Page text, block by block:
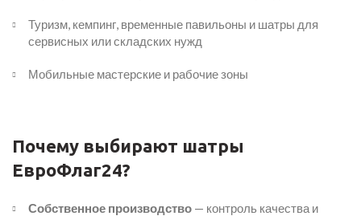
Туризм, кемпинг, временные павильоны и шатры для
сервисных или складских нужд
Мобильные мастерские и рабочие зоны
Почему выбирают шатры
ЕвроФлаг24?
Собственное производство — контроль качества и